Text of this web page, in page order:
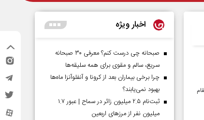
اخبار ویژه
صبحانه چی درست کنم؟ معرفی ۳۰ صبحانه
سریع، سالم و مقوی برای همه سلیقه‌ها
چرا برخی بیماران بعد از کرونا و آنفلوآنزا ماه‌ها
بهبود نمی‌یابند؟
ثبت‌نام ۲.۵ میلیون زائر در سماح | عبور ۱.۷
میلیون نفر از مرز‌های اربعین